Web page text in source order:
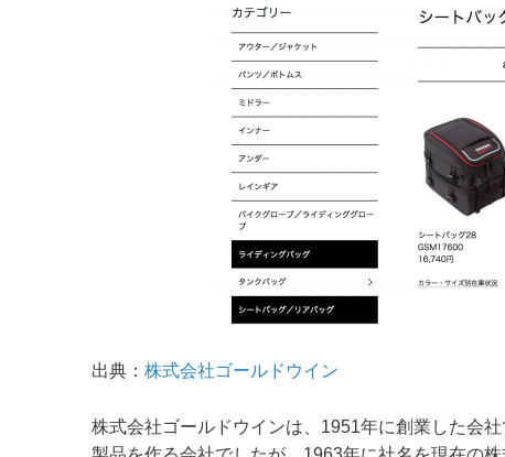
出典： 株式会社ゴールドウイン
株式会社ゴールドウインは、1951年に創業した会